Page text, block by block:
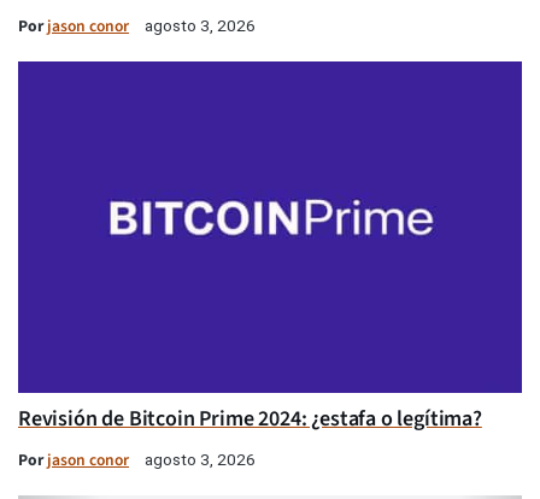
Porjason conor agosto 3, 2026
Revisión de Bitcoin Prime 2024: ¿estafa o legítima?
Porjason conor agosto 3, 2026